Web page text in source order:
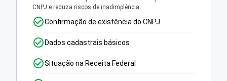
CNPJ e reduza riscos de inadimplência.
Confirmação de existência do CNPJ
Dados cadastrais básicos
Situação na Receita Federal